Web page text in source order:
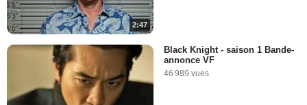
2:47
Black Knight - saison 1 Bande-
annonce VF
46 989 vues